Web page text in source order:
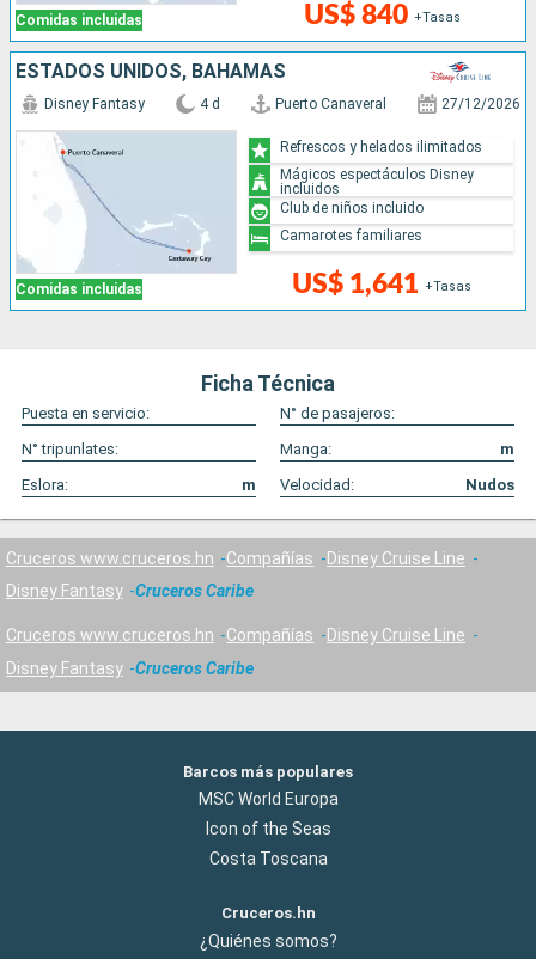
Comidas incluidas US$ 840 +Tasas
ESTADOS UNIDOS, BAHAMAS
Comidas incluidas
Disney Fantasy 4 d Puerto Canaveral 27/12/2026
US$ 1,641 +Tasas
Refrescos y helados ilimitados
Mágicos espectáculos Disney
incluidos
Club de niños incluido
Camarotes familiares
Ficha Técnica
Puesta en servicio:
N° de pasajeros:
N° tripunlates:
Manga:
m
Eslora:
m Velocidad: Nudos
Cruceros www.cruceros.hn Compañías
Disney Cruise Line
Disney Fantasy
Cruceros Caribe
Cruceros www.cruceros.hn Compañías
Disney Cruise Line
Disney Fantasy
Cruceros Caribe
Barcos más populares
MSC World Europa
Icon of the Seas
Costa Toscana
Cruceros.hn
¿Quiénes somos?